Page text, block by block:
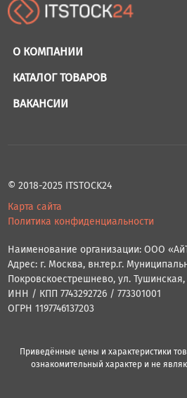
О КОМПАНИИ
КАТАЛОГ ТОВАРОВ
ВАКАНСИИ
© 2018-2025 ITSTOCK24
Карта сайта
Политика конфиденциальности
Наименование организации: ООО
Адрес: г. Москва, вн.тер.г.
Покровскоестрешнево, ул. Тушинская,
ИНН / КПП 7743292726 / 773301001
ОГРН 1197746137203
Приведённые цены и характеристики
ознакомительный характер и не